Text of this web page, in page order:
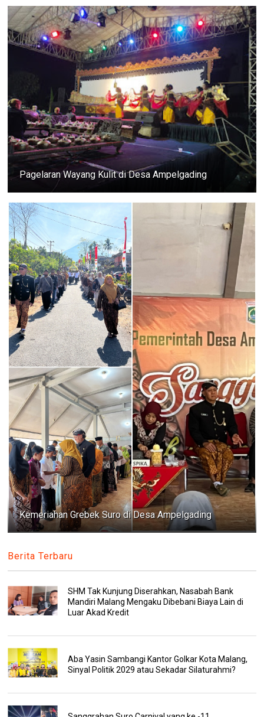
Pagelaran Wayang Kulit di Desa Ampelgading
Kemeriahan Grebek Suro di Desa Ampelgading
Berita Terbaru
SHM Tak Kunjung Diserahkan, Nasabah Bank
Mandiri Malang Mengaku Dibebani Biaya Lain di
Luar Akad Kredit
Aba Yasin Sambangi Kantor Golkar Kota Malang,
Sinyal Politik 2029 atau Sekadar Silaturahmi?